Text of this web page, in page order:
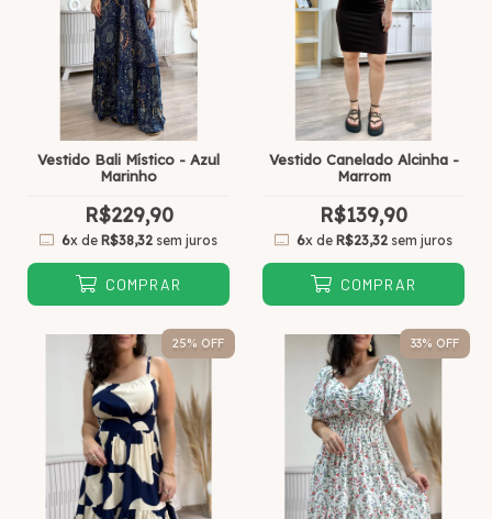
Vestido Bali Místico - Azul
Marinho
R$229,90
6x de R$38,32 sem juros
COMPRAR
Vestido Canelado Alcinha -
Marrom
R$139,90
6x de R$23,32 sem juros
COMPRAR
25% OFF 33% OFF